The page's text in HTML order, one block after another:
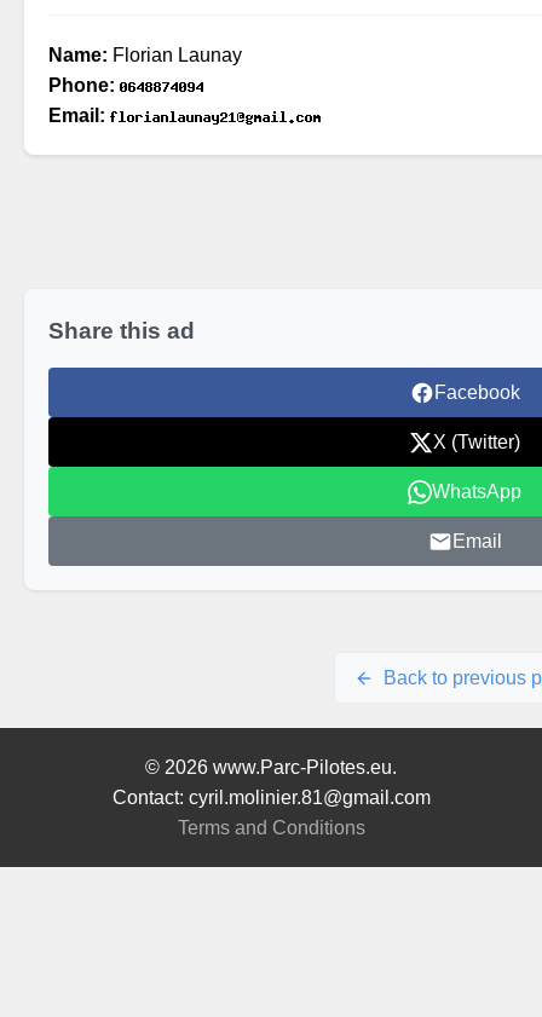
Name: Florian Launay
Phone:
Email:
Share this ad
Facebook
X (Twitter)
WhatsApp
Email
Back to previous
© 2026 www.Parc-Pilotes.eu.
Contact: cyril.molinier.81@gmail.com
Terms and Conditions